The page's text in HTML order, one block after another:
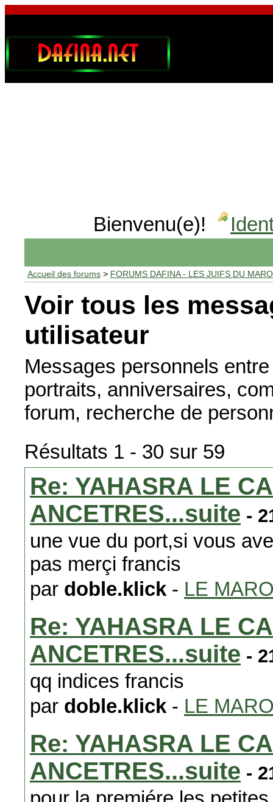
Bienvenu(e)!
Accueil des forums > FORUMS DAFINA - LES JUIFS DU
Voir tous les
utilisateur
Messages personnels
portraits, anniversaires,
forum, recherche de
Résultats 1 - 30 sur 59
Re: YAHASRA LE
ANCETRES...suite -
une vue du port,si vous
pas merçi francis
par doble.klick - LE
Re: YAHASRA LE
ANCETRES...suite -
qq indices francis
par doble.klick - LE
Re: YAHASRA LE
ANCETRES...suite -